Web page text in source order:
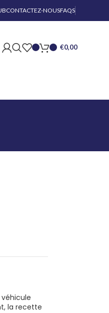
CONTACTEZ-NOUSFAQS
€0,00
véhicule
la recette